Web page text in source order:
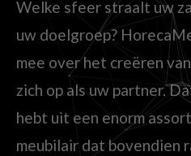
Welke sfeer straalt uw
uw doelgroep?
mee over het creëren
zich op als uw partner.
hebt uit een enorm
meubilair dat bovendien